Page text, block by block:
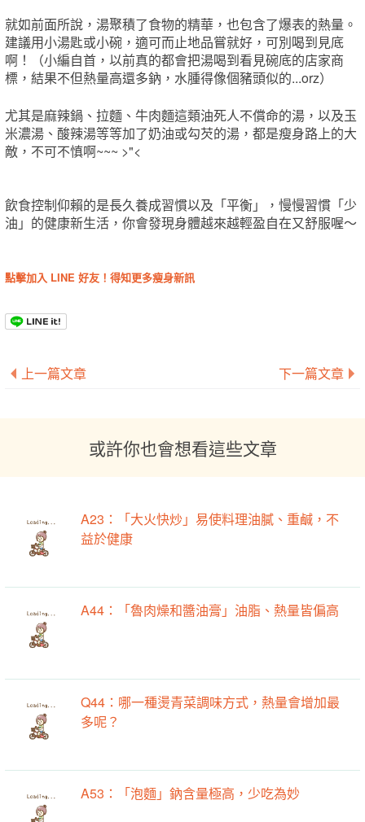
就如前面所說，湯聚積了食物的精華，也包含了爆表的熱量。
建議用小湯匙或小碗，適可而止地品嘗就好，可別喝到見底
啊！（小編自首，以前真的都會把湯喝到看見碗底的店家商
標，結果不但熱量高還多鈉，水腫得像個豬頭似的...orz）
尤其是麻辣鍋、拉麵、牛肉麵這類油死人不償命的湯，以及玉
米濃湯、酸辣湯等等加了奶油或勾芡的湯，都是瘦身路上的大
敵，不可不慎啊~~~ >"<
飲食控制仰賴的是長久養成習慣以及「平衡」，慢慢習慣「少
油」的健康新生活，你會發現身體越來越輕盈自在又舒服喔～
點擊加入 LINE 好友！得知更多瘦身新訊
上一篇文章 下一篇文章
或許你也會想看這些文章
A23：「大火快炒」易使料理油膩、重鹹，不
益於健康
A44：「魯肉燥和醬油膏」油脂、熱量皆偏高
Q44：哪一種燙青菜調味方式，熱量會增加最
多呢？
A53：「泡麵」鈉含量極高，少吃為妙